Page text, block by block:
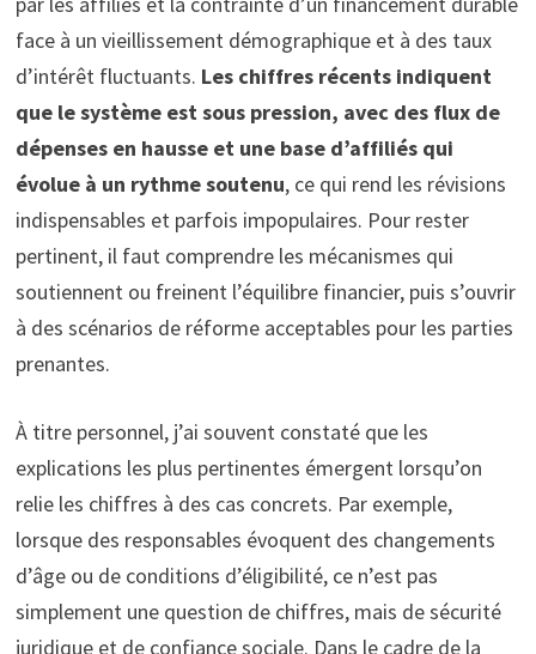
face à un vieillissement démographique et à des taux
d’intérêt fluctuants. Les chiffres récents indiquent
que le système est sous pression, avec des flux de
dépenses en hausse et une base d’affiliés qui
évolue à un rythme soutenu, ce qui rend les révisions
indispensables et parfois impopulaires. Pour rester
pertinent, il faut comprendre les mécanismes qui
soutiennent ou freinent l’équilibre financier, puis s’ouvrir
à des scénarios de réforme acceptables pour les parties
prenantes.
À titre personnel, j’ai souvent constaté que les
explications les plus pertinentes émergent lorsqu’on
relie les chiffres à des cas concrets. Par exemple,
lorsque des responsables évoquent des changements
d’âge ou de conditions d’éligibilité, ce n’est pas
simplement une question de chiffres, mais de sécurité
juridique et de confiance sociale. Dans le cadre de la